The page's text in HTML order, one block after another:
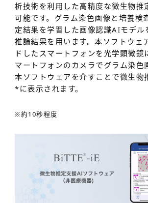
析技術を利用した高精度な微生物推
可能です。グラム染色画像と培養検
定結果を学習した画像認識AIモデル
推論結果を用います。本ソフトウェ
ドしたスマートフォンを光学顕微鏡
マートフォンのカメラでグラム染色
本ソフトウェアを介すことで微生物
*に表示されます。
※約10秒程度